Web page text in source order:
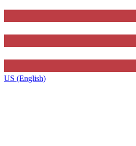
US (English)